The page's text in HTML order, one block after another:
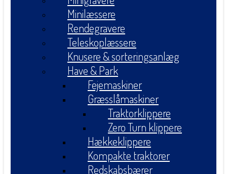
Minilæssere
Rendegravere
Teleskoplæssere
Knusere & sorteringsanlæg
Have & Park
Fejemaskiner
Græsslåmaskiner
Traktorklippere
Zero Turn klippere
Hækkeklippere
Kompakte traktorer
Redskabsbærer